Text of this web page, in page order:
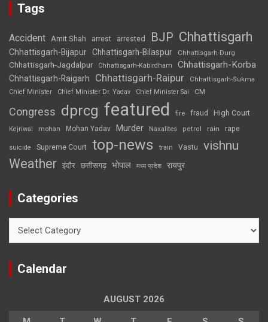
Tags
Accident Amit Shah arrest arrested BJP Chhattisgarh
Chhattisgarh-Bijapur Chhattisgarh-Bilaspur Chhattisgarh-Durg
Chhattisgarh-Jagdalpur Chhattisgarh-Kabirdham Chhattisgarh-Korba
Chhattisgarh-Raigarh Chhattisgarh-Raipur
Chhattisgarh-Sukma
Chief Minister
Chief Minister Dr. Yadav Chief Minister Sai CM
Congress dprcg featured fire fraud High Court
Kejriwal mohan Mohan Yadav Murder Naxalites petrol rain rape
suicide Supreme Court top-news train Vastu vishnu
Weather इंदौर छत्तीसगढ़ भोपाल मध्य प्रदेश रायपुर
Categories
Calendar
AUGUST 2026